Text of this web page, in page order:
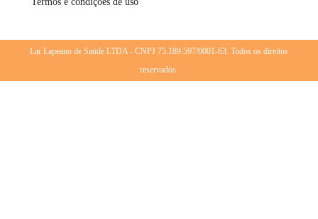
Lar Lapeano de Saúde LTDA - CNPJ 75.189.597/0001-63. Todos os direitos
reservados.